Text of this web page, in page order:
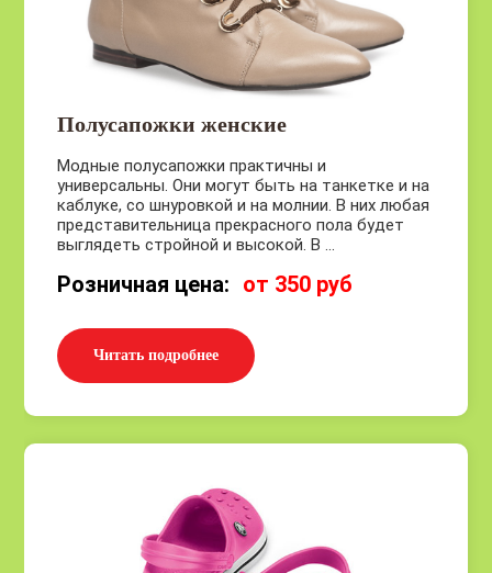
Полусапожки женские
Модные полусапожки практичны и
универсальны. Они могут быть на танкетке и на
каблуке, со шнуровкой и на молнии. В них любая
представительница прекрасного пола будет
выглядеть стройной и высокой. В ...
Розничная цена: от 350 руб
Читать подробнее